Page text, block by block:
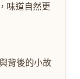
味道自然更
背後的小故